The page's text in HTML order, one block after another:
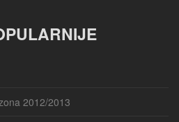
2012/2013